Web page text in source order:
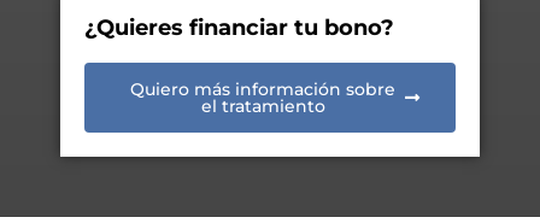
¿Quieres financiar tu bono?
Quiero más información sobre
el tratamiento